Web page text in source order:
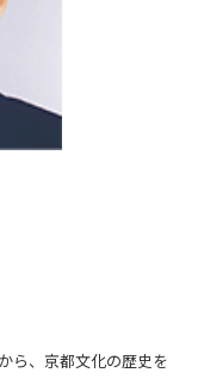
ら、京都文化の歴史を